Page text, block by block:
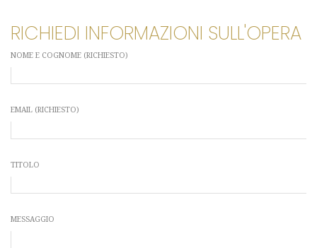
RICHIEDI INFORMAZIONI SULL'OPERA
NOME E COGNOME (RICHIESTO)
EMAIL (RICHIESTO)
TITOLO
MESSAGGIO